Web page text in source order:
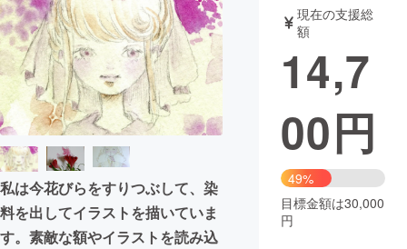
アート・写真 音楽
テクノロジー・ガジェット ゲーム・
映像・映画 書籍・雑誌
ビジネス・起業 チャレンジ
まちづくり・地域活性化
私は今花びらをすりつぶして、染
料を出してイラストを描いていま
す。素敵な額やイラストを読み込
現在の支援総
額
14,7
00円
49%
目標金額は30,000
円